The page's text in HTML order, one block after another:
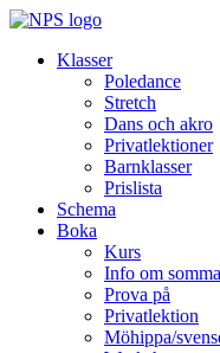
Klasser
Poledance
Stretch
Dans och akro
Privatlektioner
Barnklasser
Prislista
Schema
Boka
Kurs
Info om
Prova på
Privatlektion
Möhippa/